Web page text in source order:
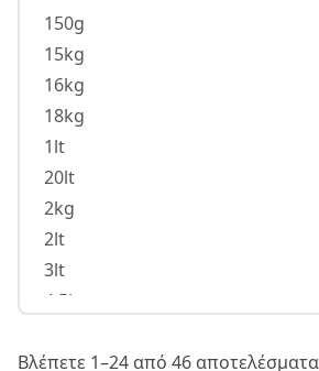
150g
15kg
16kg
18kg
1lt
20lt
2kg
2lt
3lt
4.5lt
5lt
Βλέπετε 1–24 από 46 αποτελέσματα